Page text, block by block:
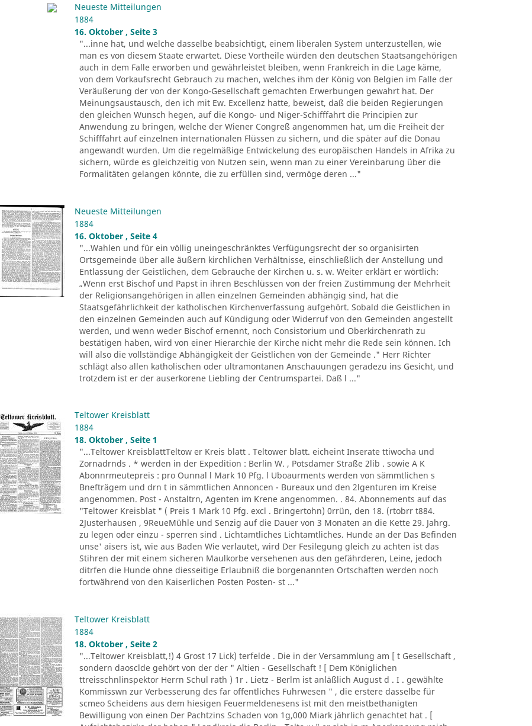
Neueste Mitteilungen
1884
16. Oktober , Seite 3
"...inne hat, und welche dasselbe beabsichtigt, einem liberalen System unterzustellen, wie
man es von diesem Staate erwartet. Diese Vortheile würden den deutschen Staatsangehörigen
auch in dem Falle erworben und gewährleistet bleiben, wenn Frankreich in die Lage käme,
von dem Vorkaufsrecht Gebrauch zu machen, welches ihm der König von Belgien im Falle der
Veräußerung der von der Kongo-Gesellschaft gemachten Erwerbungen gewahrt hat. Der
Meinungsaustausch, den ich mit Ew. Excellenz hatte, beweist, daß die beiden Regierungen
den gleichen Wunsch hegen, auf die Kongo- und Niger-Schifffahrt die Principien zur
Anwendung zu bringen, welche der Wiener Congreß angenommen hat, um die Freiheit der
Schifffahrt auf einzelnen internationalen Flüssen zu sichern, und die später auf die Donau
angewandt wurden. Um die regelmäßige Entwickelung des europäischen Handels in Afrika zu
sichern, würde es gleichzeitig von Nutzen sein, wenn man zu einer Vereinbarung über die
Formalitäten gelangen könnte, die zu erfüllen sind, vermöge deren ..."
Neueste Mitteilungen
1884
16. Oktober , Seite 4
"...Wahlen und für ein völlig uneingeschränktes Verfügungsrecht der so organisirten
Ortsgemeinde über alle äußern kirchlichen Verhältnisse, einschließlich der Anstellung und
Entlassung der Geistlichen, dem Gebrauche der Kirchen u. s. w. Weiter erklärt er wörtlich:
„Wenn erst Bischof und Papst in ihren Beschlüssen von der freien Zustimmung der Mehrheit
der Religionsangehörigen in allen einzelnen Gemeinden abhängig sind, hat die
Staatsgefährlichkeit der katholischen Kirchenverfassung aufgehört. Sobald die Geistlichen in
den einzelnen Gemeinden auch auf Kündigung oder Widerruf von den Gemeinden angestellt
werden, und wenn weder Bischof ernennt, noch Consistorium und Oberkirchenrath zu
bestätigen haben, wird von einer Hierarchie der Kirche nicht mehr die Rede sein können. Ich
will also die vollständige Abhängigkeit der Geistlichen von der Gemeinde ." Herr Richter
schlägt also allen katholischen oder ultramontanen Anschauungen geradezu ins Gesicht, und
trotzdem ist er der auserkorene Liebling der Centrumspartei. Daß l ..."
Teltower Kreisblatt
1884
18. Oktober , Seite 1
"...Teltower KreisblattTeltow er Kreis blatt . Teltower blatt. eicheint Inserate ttiwocha und
Zornadrnds . * werden in der Expedition : Berlin W. , Potsdamer Straße 2lib . sowie A K
Abonnrmeutepreis : pro Ounnal l Mark 10 Pfg. l Uboaurments werden von sämmtlichen s
Bnefträgem und drn t in sämmtlichen Annoncen - Bureaux und den 2lgenturen im Kreise
angenommen. Post - Anstaltrn, Agenten im Krene angenommen. . 84. Abonnements auf das
"Teltower Kreisblat " ( Preis 1 Mark 10 Pfg. excl . Bringertohn) 0rrün, den 18. (rtobrr t884.
2Justerhausen , 9ReueMühle und Senzig auf die Dauer von 3 Monaten an die Kette 29. Jahrg.
zu legen oder einzu - sperren sind . Lichtamtliches Lichtamtliches. Hunde an der Das Befinden
unse' aisers ist, wie aus Baden Wie verlautet, wird Der Fesilegung gleich zu achten ist das
Stihren der mit einem sicheren Maulkorbe versehenen aus den gefährderen, Leine, jedoch
ditrfen die Hunde ohne diesseitige Erlaubniß die borgenannten Ortschaften werden noch
fortwährend von den Kaiserlichen Posten Posten- st ..."
Teltower Kreisblatt
1884
18. Oktober , Seite 2
"...Teltower Kreisblatt,!) 4 Grost 17 Lick) terfelde . Die in der Versammlung am [ t Gesellschaft ,
sondern daosclde gehört von der der " Altien - Gesellschaft ! [ Dem Königlichen
ttreisschnlinspektor Herrn Schul rath ) 1r . Lietz - Berlm ist anläßlich August d . I . gewählte
Kommisswn zur Verbesserung des far offentliches Fuhrwesen " , die erstere dasselbe für
scmeo Scheidens aus dem hiesigen Feuermeldenesens ist mit den meistbethanigten
Bewilligung von einen Der Pachtzins Schaden von 1g,000 Miark jährlich genachtet hat . [